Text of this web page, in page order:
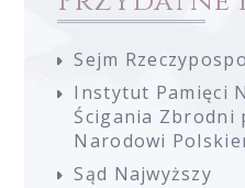
Sejm
Instytut Pamięci
Ścigania Zbrodni
Narodowi
Sąd Najwyższy